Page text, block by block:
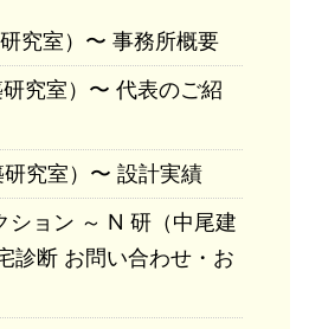
究室）〜 事務所概要
究室）〜 代表のご紹
究室）〜 設計実績
ション ～ N 研（中尾建
診断 お問い合わせ・お